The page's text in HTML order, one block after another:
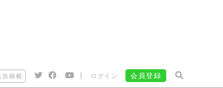
告掲載 | ログイン 会員登録